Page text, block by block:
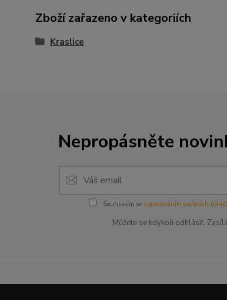
Zboží zařazeno v kategoriích
Kraslice
Nepropásněte
Souhlasím se zpracováním osobních údajů
Můžete se kdykoli odhlásit.